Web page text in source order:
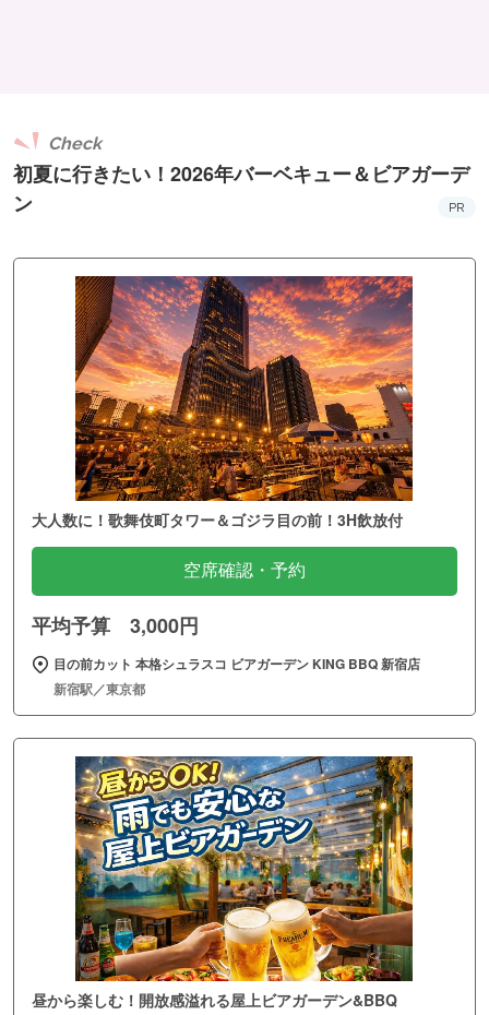
初夏に行きたい！2026年バーベキュー＆ビアガーデ
ン
Check
PR
大人数に！歌舞伎町タワー＆ゴジラ目の前！3H飲放付
空席確認・予約
平均予算 3,000円
目の前カット 本格シュラスコ ビアガーデン KING BBQ 新宿店
新宿駅／東京都
昼から楽しむ！開放感溢れる屋上ビアガーデン&BBQ